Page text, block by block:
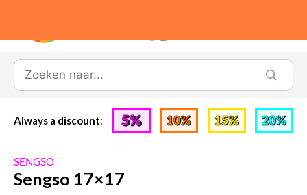
Always a discount:
SENGSO
Sengso 17×17